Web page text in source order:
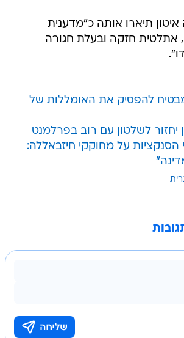
תיארו אותה כ"מדענית
אתלטית חזקה ובעלת חגורה
להפסיק את האומללות של
יחזור לשלטון עם רוב בפרלמנט
הסנקציות על מחוקקי חיזבאללה: